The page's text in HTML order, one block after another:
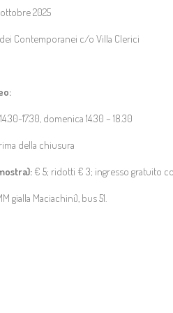
2025
dei Contemporanei c/o Villa Clerici
17.30, domenica 14.30 – 18.30
della chiusura
€ 5; ridotti € 3; ingresso gratuito
gialla Maciachini), bus 51.